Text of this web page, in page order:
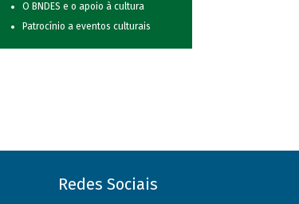
O BNDES e o apoio à cultura
Patrocínio a eventos culturais
Redes Sociais